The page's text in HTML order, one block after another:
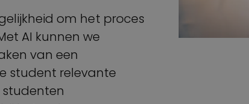
om het proces
AI kunnen we
van een
student relevante